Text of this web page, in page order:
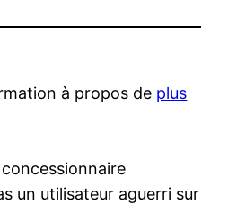
à propos de plus
concessionnaire
un utilisateur aguerri sur